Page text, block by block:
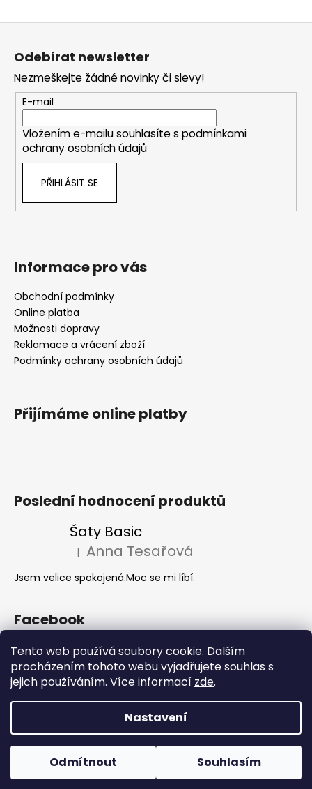
Tento web používá soubory cookie. Dalším
procházením tohoto webu vyjadřujete souhlas s
jejich používáním. Více informací zde.
Nastavení
Odmítnout Souhlasím
Z
Odebírat newsletter
Nezmeškejte žádné novinky či slevy!
E-mail
Vložením e-mailu souhlasíte s podmínkami
ochrany osobních údajů
PŘIHLÁSIT SE
Informace pro vás
Obchodní podmínky
Online platba
Možnosti dopravy
Reklamace a vrácení zboží
Podmínky ochrany osobních údajů
Přijímáme online platby
Poslední hodnocení produktů
Šaty Basic
Hodnocení produktu je 5 z 5 hvězdiček.
| Anna Tesařová
Jsem velice spokojená.Moc se mi líbí.
Facebook
Akce 2+1
Copyright 2026Hanie's Style. Všechna práva vyhrazena.
Upravit nastavení cookies